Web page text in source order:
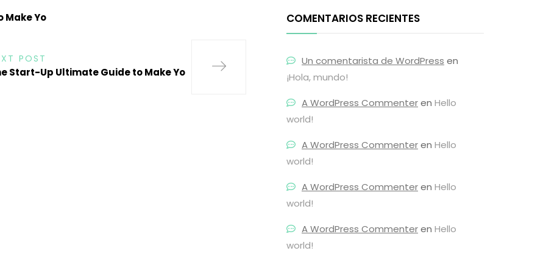
Make Yo
POST
Start-Up Ultimate Guide to Make Yo
COMENTARIOS RECIENTES
Un comentarista de WordPress en
¡Hola, mundo!
A WordPress Commenteren Hello
world!
A WordPress Commenteren Hello
world!
A WordPress Commenteren Hello
world!
A WordPress Commenteren Hello
world!